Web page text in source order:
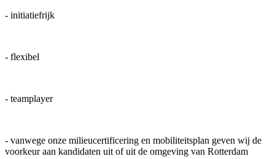
- initiatiefrijk
- flexibel
- teamplayer
- vanwege onze milieucertificering en mobiliteitsplan geven wij de
voorkeur aan kandidaten uit of uit de omgeving van Rotterdam